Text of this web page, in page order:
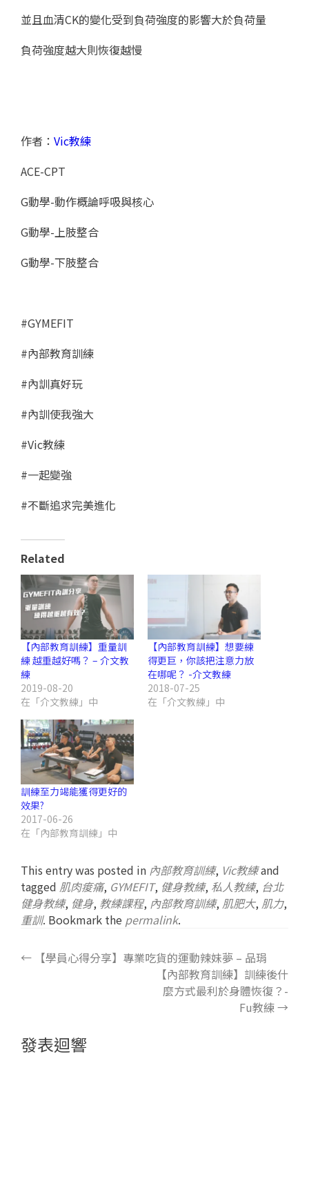
並且血清CK的變化受到負荷強度的影響大於負荷量
負荷強度越大則恢復越慢
作者： Vic教練
ACE-CPT
G動學-動作概論呼吸與核心
G動學-上肢整合
G動學-下肢整合
#GYMEFIT
#內部教育訓練
#內訓真好玩
#內訓使我強大
#Vic教練
#一起變強
#不斷追求完美進化
Related
【內部教育訓練】重量訓
練 越重越好嗎？ – 介文教
練
2019-08-20
在「介文教練」中
【內部教育訓練】想要練
得更巨，你該把注意力放
在哪呢？ -介文教練
2018-07-25
在「介文教練」中
訓練至力竭能獲得更好的
效果?
2017-06-26
在「內部教育訓練」中
This entry was posted in 內部教育訓練, Vic教練and
tagged 肌肉痠痛, GYMEFIT, 健身教練, 私人教練, 台北
健身教練, 健身, 教練課程, 內部教育訓練, 肌肥大, 肌力,
重訓. Bookmark the permalink.
← 【學員心得分享】專業吃貨的運動辣妹夢 – 品琄
【內部教育訓練】訓練後什
麼方式最利於身體恢復？-
Fu教練→
發表迴響